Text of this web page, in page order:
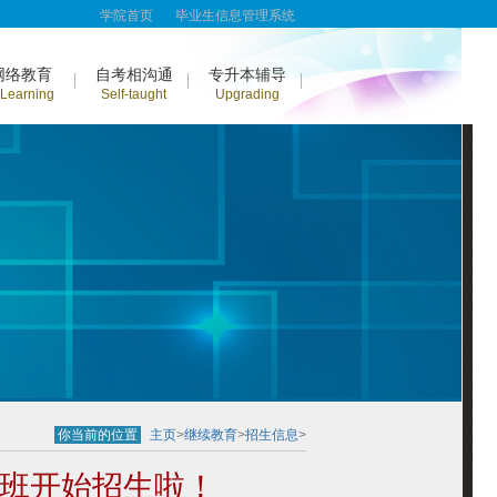
学院首页 毕业生信息管理系统
络教育 自考相沟通
Self-taught
专升本辅导
Upgrading
你当前的位置 主页>继续教育>招生信息>
开始招生啦！